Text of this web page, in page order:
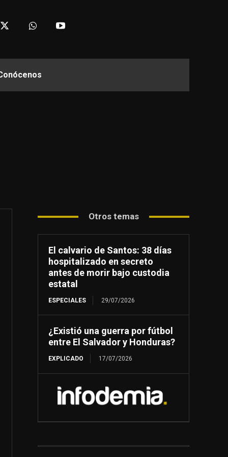
Otros temas
El calvario de Santos: 38 días
hospitalizado en secreto
antes de morir bajo custodia
estatal
ESPECIALES 29/07/2026
¿Existió una guerra por fútbol
entre El Salvador y Honduras?
EXPLICADO 17/07/2026